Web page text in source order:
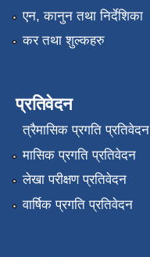
एन, कानुन तथा निर्देशिका
कर तथा शुल्कहरु
प्रतिवेदन
त्रैमासिक प्रगति प्रतिवेदन
मासिक प्रगति प्रतिवेदन
लेखा परीक्षण प्रतिवेदन
वार्षिक प्रगति प्रतिवेदन